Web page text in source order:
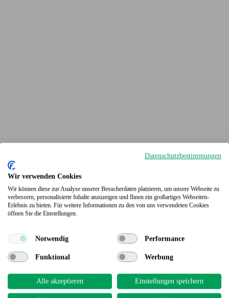
Terrassendielen
Datenschutzbestimmungen
Wir verwenden Cookies
Wir können diese zur Analyse unserer Besucherdaten platzieren, um unsere Webseite zu
verbessern, personalisierte Inhalte anzuzeigen und Ihnen ein großartiges Webseiten-
Erlebnis zu bieten. Für weitere Informationen zu den von uns verwendeten Cookies
öffnen Sie die Einstellungen.
Notwendig Performance
Funktional Werbung
Alle akzeptieren Einstellungen speichern